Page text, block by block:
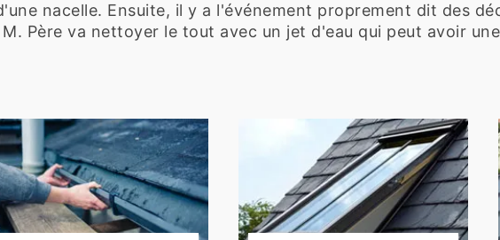
nacelle. Ensuite, il y a l'événement proprement dit des
Père va nettoyer le tout avec un jet d'eau qui peut avoir